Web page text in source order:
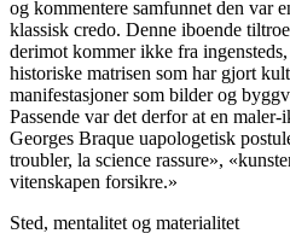
og kommentere samfunnet den var
klassisk credo. Denne iboende
derimot kommer ikke fra
historiske matrisen som har gjort
manifestasjoner som bilder og
Passende var det derfor at en
Georges Braque uapologetisk
troubler, la science rassure»,
vitenskapen forsikre.»
Sted, mentalitet og materialitet